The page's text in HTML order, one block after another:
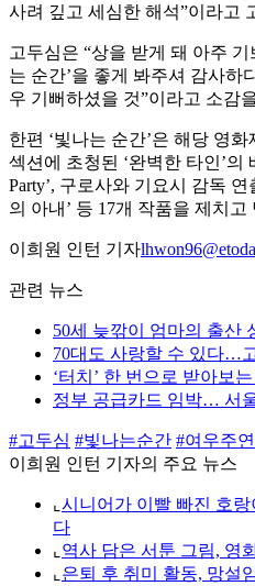
사려 깊고 세심한 해석”이라고
고두심은 “상을 받게 돼 아주
는 순간’을 좋게 봐주셔 감사하
우 기뻐하셨을 것”이라고 소감
한편 ‘빛나는 순간’은 해당 영
섹션에 초청된 ‘완벽한 타인’의
Party’, 구로사와 기요시 감독
의 아내’ 등 17개 작품을 제치
이희원 인턴 기자
관련 뉴스
50세 늦깎이 엄마의 출산
70대도 사랑할 수 있다…
‘터치’ 한 번으로 받아보
정부 공급카드 임박… 서
#고두심 #빛나는순간 #여우주
이희원 인턴 기자의 주요 뉴스
⌞ 시니어가 이빨 빠진 호
다
⌞ 역사 담은 서툰 그림, 영
⌞ 은퇴 후 취미 활동, 망설